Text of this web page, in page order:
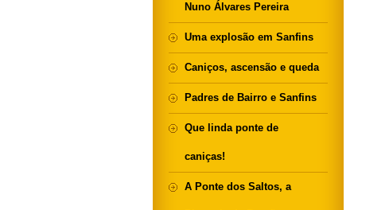
Nuno Álvares Pereira
Uma explosão em Sanfins
Caniços, ascensão e queda
Padres de Bairro e Sanfins
Que linda ponte de
caniças!
A Ponte dos Saltos, a